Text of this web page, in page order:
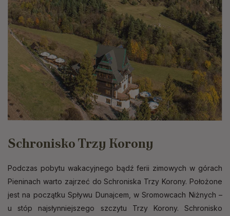
Schronisko Trzy Korony
Podczas pobytu wakacyjnego bądź ferii zimowych w górach
Pieninach warto zajrzeć do Schroniska Trzy Korony. Położone
jest na początku Spływu Dunajcem, w Sromowcach Niżnych –
u stóp najsłynniejszego szczytu Trzy Korony. Schronisko